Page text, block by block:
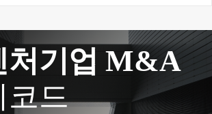
처기업 M&A
코드